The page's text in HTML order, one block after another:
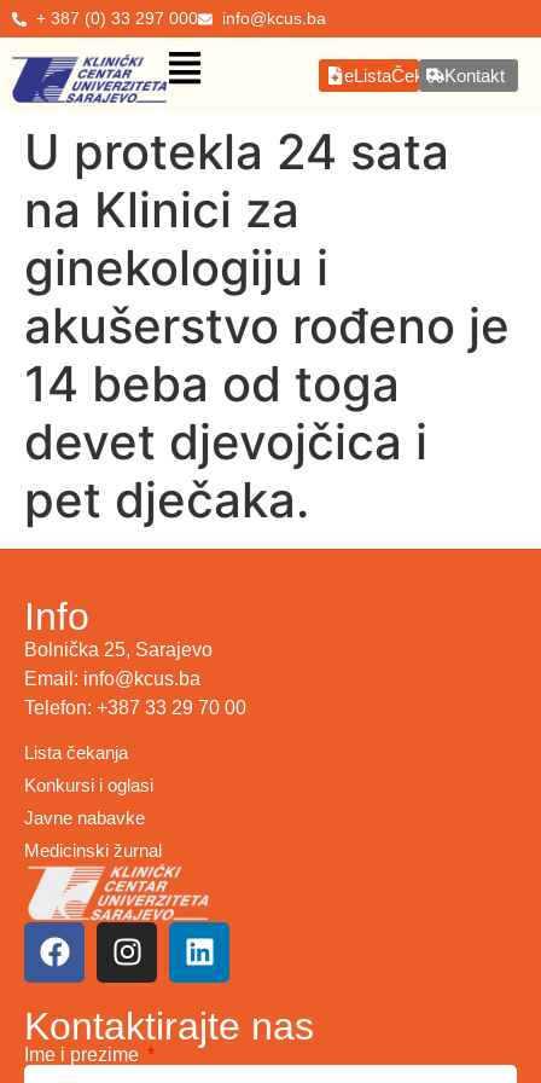
+ 387 (0) 33 297 000 info@kcus.ba
eListaČekanjaKontakt
U protekla 24 sata
na Klinici za
ginekologiju i
akušerstvo rođeno je
14 beba od toga
devet djevojčica i
pet dječaka.
Info
Bolnička 25, Sarajevo
Email: info@kcus.ba
Telefon: +387 33 29 70 00
Lista čekanja
Konkursi i oglasi
Javne nabavke
Medicinski žurnal
Kontaktirajte nas
Ime i prezime